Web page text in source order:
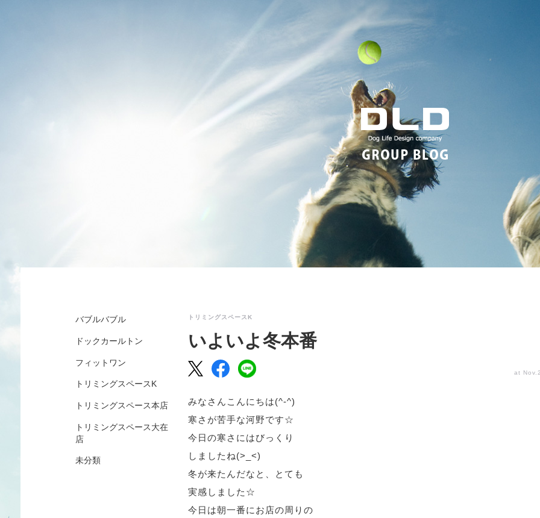
バブルバブル
ドックカールトン
フィットワン
トリミングスペースK
トリミングスペース本店
トリミングスペース大在
店
未分類
トリミングスペースK
いよいよ冬本番
at
みなさんこんにちは(^-^)
寒さが苦手な河野です☆
今日の寒さにはびっくり
しましたね(>_<)
冬が来たんだなと、とても
実感しました☆
今日は朝一番にお店の周りの